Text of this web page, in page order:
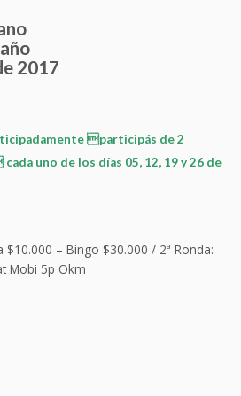
2017
participás de 2
uno de los días 05, 12, 19 y 26 de
$10.000 – Bingo $30.000 / 2ª Ronda:
Mobi 5p Okm